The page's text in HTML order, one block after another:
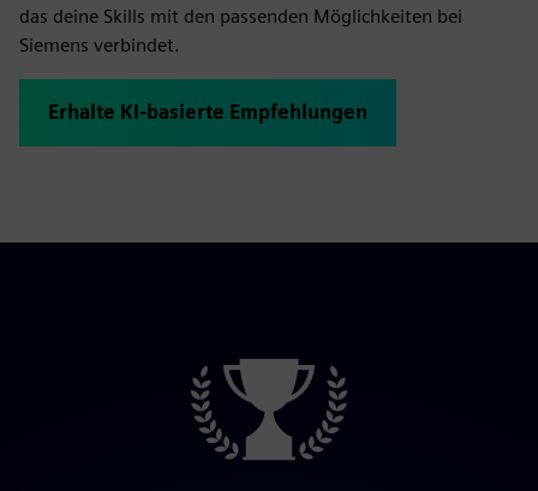
das deine Skills mit den passenden Möglichkeiten bei
Siemens verbindet.
Erhalte KI‑basierte Empfehlungen